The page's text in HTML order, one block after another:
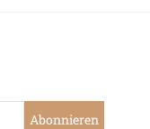
Abonnieren